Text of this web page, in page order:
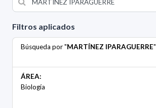
Filtros aplicados
Búsqueda por "MARTÍNEZ IPARAGUERRE"
ÁREA:
Biología